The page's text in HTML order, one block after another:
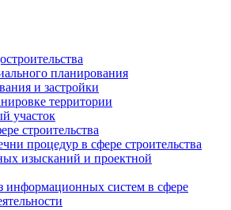
планирования
и застройки
территории
участок
строительства
процедур в сфере строительства
изысканий и проектной
информационных систем в сфере